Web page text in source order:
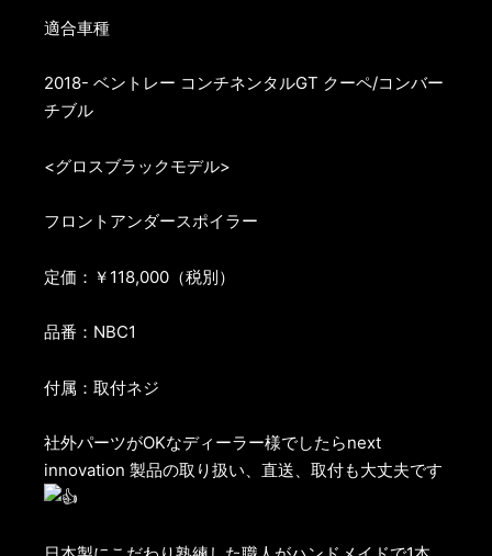
適合車種
2018- ベントレー コンチネンタルGT クーペ/コンバー
チブル
<グロスブラックモデル>
フロントアンダースポイラー
定価：￥118,000（税別）
品番：NBC1
付属：取付ネジ
社外パーツがOKなディーラー様でしたらnext
innovation 製品の取り扱い、直送、取付も大丈夫です